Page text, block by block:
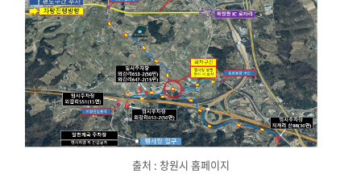
출처 : 창원시 홈페이지